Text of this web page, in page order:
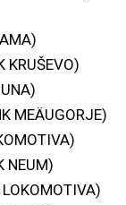
KRUŠEVO)
MEÄUGORJE)
NEUM)